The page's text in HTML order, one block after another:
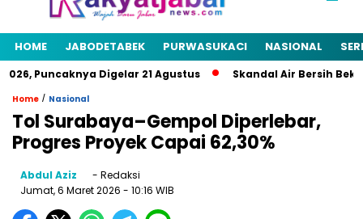
HOME JABODETABEK PURWASUKACI NASIONAL
Puncaknya Digelar 21 Agustus Skandal Air Bersih
Home / Nasional
Tol Surabaya–Gempol Diperlebar,
Progres Proyek Capai 62,30%
Abdul Aziz
- Redaksi
Jumat, 6 Maret 2026 - 10:16 WIB